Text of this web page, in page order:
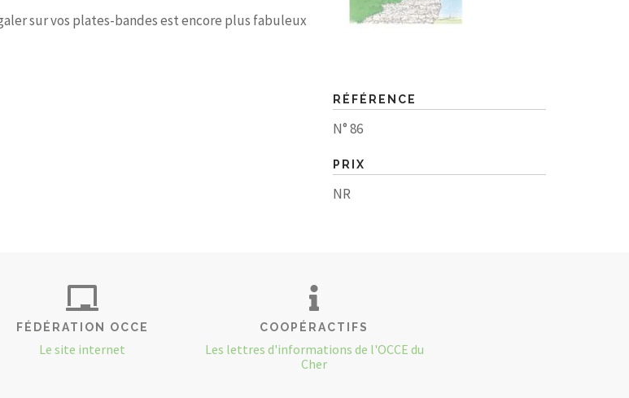
sur vos plates-bandes est encore plus fabuleux
RÉFÉRENCE
N° 86
PRIX
NR
FÉDÉRATION OCCE
Le site internet
COOPÉRACTIFS
Les lettres d'informations de l'OCCE du
Cher